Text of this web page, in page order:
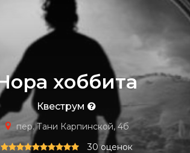
хоббита
Квеструм
пер. Тани Карпинской, 4б
30 оценок